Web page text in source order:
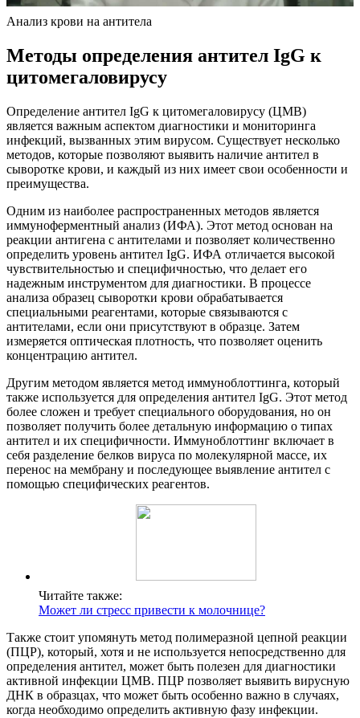
Анализ крови на антитела
Методы определения антител IgG к
цитомегаловирусу
Определение антител IgG к цитомегаловирусу (ЦМВ)
является важным аспектом диагностики и мониторинга
инфекций, вызванных этим вирусом. Существует несколько
методов, которые позволяют выявить наличие антител в
сыворотке крови, и каждый из них имеет свои особенности и
преимущества.
Одним из наиболее распространенных методов является
иммуноферментный анализ (ИФА). Этот метод основан на
реакции антигена с антителами и позволяет количественно
определить уровень антител IgG. ИФА отличается высокой
чувствительностью и специфичностью, что делает его
надежным инструментом для диагностики. В процессе
анализа образец сыворотки крови обрабатывается
специальными реагентами, которые связываются с
антителами, если они присутствуют в образце. Затем
измеряется оптическая плотность, что позволяет оценить
концентрацию антител.
Другим методом является метод иммуноблоттинга, который
также используется для определения антител IgG. Этот метод
более сложен и требует специального оборудования, но он
позволяет получить более детальную информацию о типах
антител и их специфичности. Иммуноблоттинг включает в
себя разделение белков вируса по молекулярной массе, их
перенос на мембрану и последующее выявление антител с
помощью специфических реагентов.
Читайте также:
Может ли стресс привести к молочнице?
Также стоит упомянуть метод полимеразной цепной реакции
(ПЦР), который, хотя и не используется непосредственно для
определения антител, может быть полезен для диагностики
активной инфекции ЦМВ. ПЦР позволяет выявить вирусную
ДНК в образцах, что может быть особенно важно в случаях,
когда необходимо определить активную фазу инфекции.